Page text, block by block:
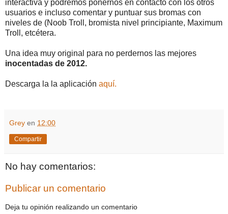
interactiva y podremos ponernos en contacto con los otros
usuarios e incluso comentar y puntuar sus bromas con
niveles de (Noob Troll, bromista nivel principiante, Maximum
Troll, etcétera.
Una idea muy original para no perdernos las mejores
inocentadas de 2012.
Descarga la la aplicación aquí.
Grey en 12:00
Compartir
No hay comentarios:
Publicar un comentario
Deja tu opinión realizando un comentario